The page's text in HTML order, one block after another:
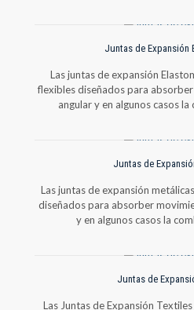
Juntas de Expansión
Las juntas de expansión
flexibles diseñados para
angular y en algunos casos
Juntas de
Las juntas de expansión
diseñados para absorber
y en algunos casos la
Juntas de
Las Juntas de Expansión